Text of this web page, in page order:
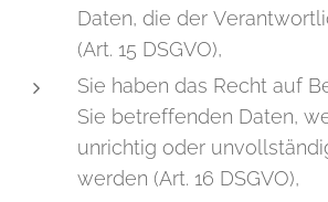
Daten, die der
(Art. 15 DSGVO),
Sie haben das Recht auf
Sie betreffenden Daten,
unrichtig oder
werden (Art. 16 DSGVO),